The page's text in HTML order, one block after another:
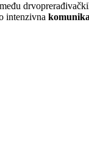
intenzivna